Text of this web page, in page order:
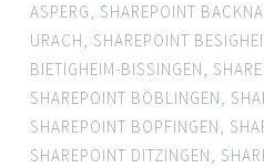
ASPERG, SHAREPOINT
URACH, SHAREPOINT
BIETIGHEIM-BISSINGEN,
SHAREPOINT BÖBLINGEN,
SHAREPOINT BOPFINGEN,
SHAREPOINT DITZINGEN,